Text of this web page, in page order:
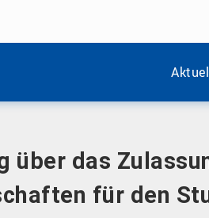
das Zulassungs- und
über das
für den